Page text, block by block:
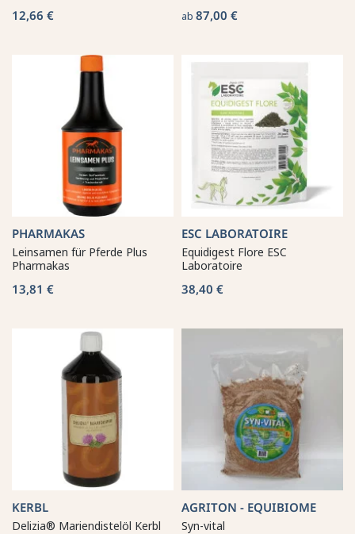
12,66 € ab 87,00 €
PHARMAKAS
Leinsamen für Pferde Plus
Pharmakas
13,81 €
ESC LABORATOIRE
Equidigest Flore ESC
Laboratoire
38,40 €
KERBL
Delizia® Mariendistelöl Kerbl
AGRITON - EQUIBIOME
Syn-vital